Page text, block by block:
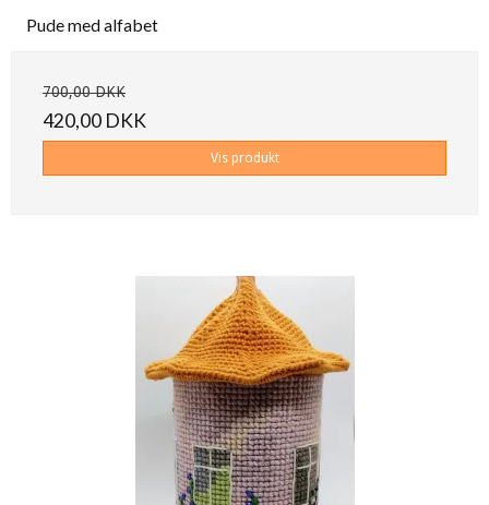
Pude med alfabet
700,00 DKK
420,00 DKK
Vis produkt